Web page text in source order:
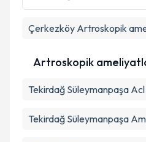
Çerkezköy Artroskopik
Artroskopik
Tekirdağ Süleymanpaşa Acl
Tekirdağ Süleymanpaşa